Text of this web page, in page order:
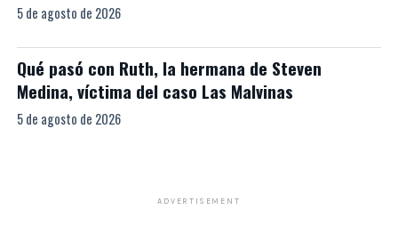
5 de agosto de 2026
Qué pasó con Ruth, la hermana de Steven
Medina, víctima del caso Las Malvinas
5 de agosto de 2026
ADVERTISEMENT